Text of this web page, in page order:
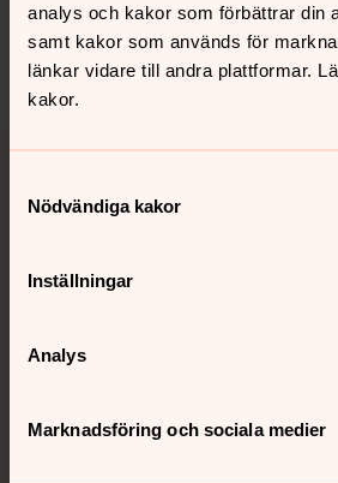
analys och kakor som förbättrar din
samt kakor som används för
länkar vidare till andra plattformar.
kakor.
Nödvändiga kakor
Inställningar
Analys
Marknadsföring och sociala medier
Dela
Kalender
Hitta snabbt